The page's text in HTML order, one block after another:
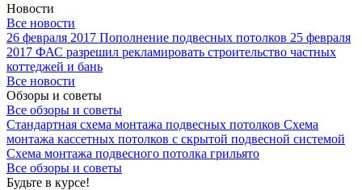
Новости
Все новости
26 февраля 2017 Пополнение подвесных потолков 25 февраля
2017 ФАС разрешил рекламировать строительство частных
коттеджей и бань
Все новости
Обзоры и советы
Все обзоры и советы
Стандартная схема монтажа подвесных потолков Схема
монтажа кассетных потолков с скрытой подвесной системой
Схема монтажа подвесного потолка грильято
Все обзоры и советы
Будьте в курсе!